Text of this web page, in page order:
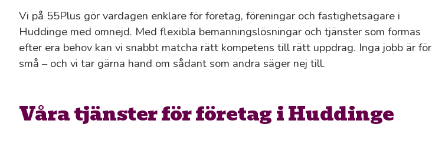
Vi på 55Plus gör vardagen enklare för företag, föreningar och fastighetsägare i
Huddinge med omnejd. Med flexibla bemanningslösningar och tjänster som formas
efter era behov kan vi snabbt matcha rätt kompetens till rätt uppdrag. Inga jobb är för
små – och vi tar gärna hand om sådant som andra säger nej till.
Våra tjänster för företag i Huddinge